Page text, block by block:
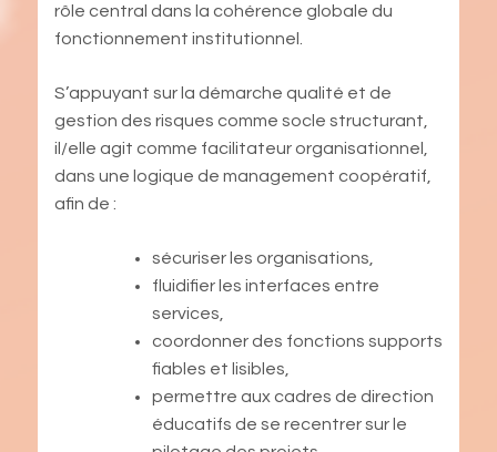
rôle central dans la cohérence globale du
fonctionnement institutionnel.
S’appuyant sur la démarche qualité et de
gestion des risques comme socle structurant,
il/elle agit comme facilitateur organisationnel,
dans une logique de management coopératif,
afin de :
sécuriser les organisations,
fluidifier les interfaces entre
services,
coordonner des fonctions supports
fiables et lisibles,
permettre aux cadres de direction
éducatifs de se recentrer sur le